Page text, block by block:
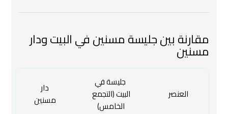
مقارنة بين جليسة مسنين في البيت ودار
مسنين
العنصر
‍ جليسة في
البيت (التجمع
الخامس)
دار
مسنين